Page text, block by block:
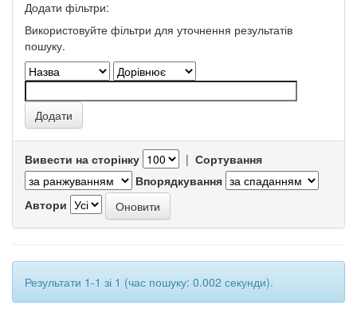
Додати фільтри:
Використовуйте фільтри для уточнення результатів
пошуку.
Вивести на сторінку | Сортування
Впорядкування
Автори
Результати 1-1 зі 1 (час пошуку: 0.002 секунди).